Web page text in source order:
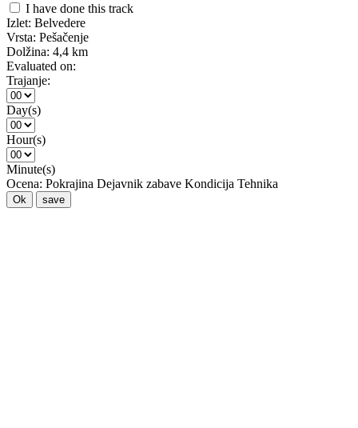
I have done this track
Izlet: Belvedere
Vrsta: Pešačenje
Dolžina: 4,4 km
Evaluated on:
Trajanje:
Day(s)
Hour(s)
Minute(s)
Ocena: Pokrajina Dejavnik zabave Kondicija Tehnika
Ok save